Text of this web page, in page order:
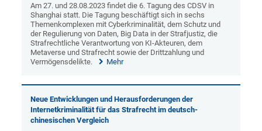
Am 27. und 28.08.2023 findet die 6. Tagung des CDSV in
Shanghai statt. Die Tagung beschäftigt sich in sechs
Themenkomplexen mit Cyberkriminalität, dem Schutz und
der Regulierung von Daten, Big Data in der Strafjustiz, die
Strafrechtliche Verantwortung von KI-Akteuren, dem
Metaverse und Strafrecht sowie der Drittzahlung und
Vermögensdelikte.
Mehr
Neue Entwicklungen und Herausforderungen der
Internetkriminalität für das Strafrecht im deutsch-
chinesischen Vergleich